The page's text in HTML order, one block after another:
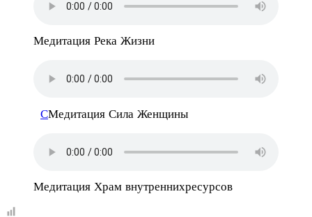
Медитация Река Жизни
СМедитация Сила Женщины
Медитация Храм внутреннихресурсов